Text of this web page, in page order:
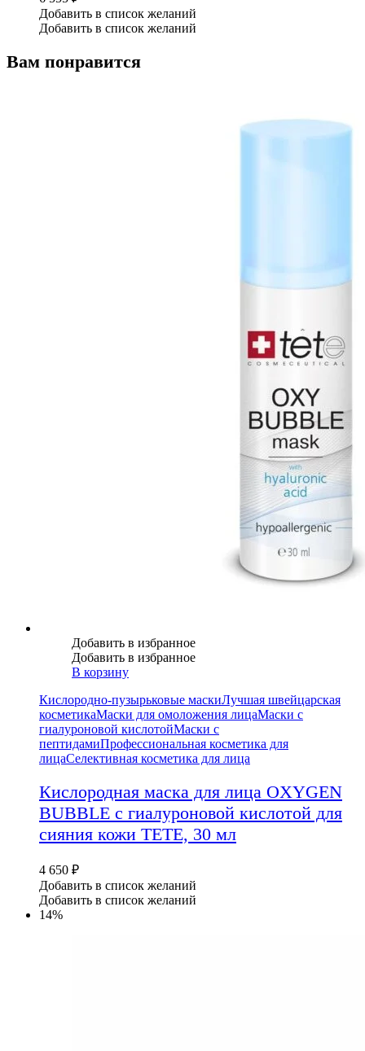
Добавить в список желаний
Добавить в список желаний
Вам понравится
Добавить в избранное
Добавить в избранное
В корзину
Кислородно-пузырьковые маскиЛучшая швейцарская
косметикаМаски для омоложения лицаМаски с
гиалуроновой кислотойМаски с
пептидамиПрофессиональная косметика для
лицаСелективная косметика для лица
Кислородная маска для лица OXYGEN
BUBBLE с гиалуроновой кислотой для
сияния кожи TETE, 30 мл
4 650 ₽
Добавить в список желаний
Добавить в список желаний
14%